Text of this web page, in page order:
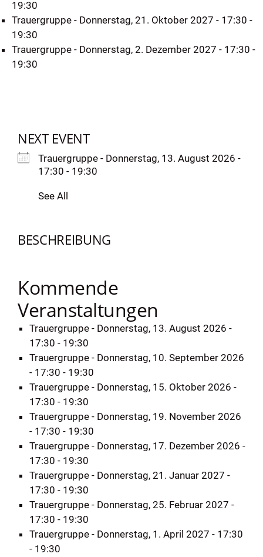
19:30
Trauergruppe - Donnerstag, 21. Oktober 2027 - 17:30 -
19:30
Trauergruppe - Donnerstag, 2. Dezember 2027 - 17:30 -
19:30
NEXT EVENT
Trauergruppe - Donnerstag, 13. August 2026 -
17:30 - 19:30
See All
BESCHREIBUNG
Kommende
Veranstaltungen
Trauergruppe - Donnerstag, 13. August 2026 -
17:30 - 19:30
Trauergruppe - Donnerstag, 10. September 2026
- 17:30 - 19:30
Trauergruppe - Donnerstag, 15. Oktober 2026 -
17:30 - 19:30
Trauergruppe - Donnerstag, 19. November 2026
- 17:30 - 19:30
Trauergruppe - Donnerstag, 17. Dezember 2026 -
17:30 - 19:30
Trauergruppe - Donnerstag, 21. Januar 2027 -
17:30 - 19:30
Trauergruppe - Donnerstag, 25. Februar 2027 -
17:30 - 19:30
Trauergruppe - Donnerstag, 1. April 2027 - 17:30
- 19:30